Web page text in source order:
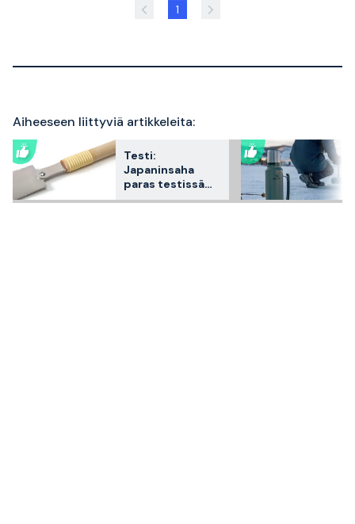
1
Aiheeseen liittyviä artikkeleita:
Testi:
Japaninsaha
paras testissä
2026 – 3